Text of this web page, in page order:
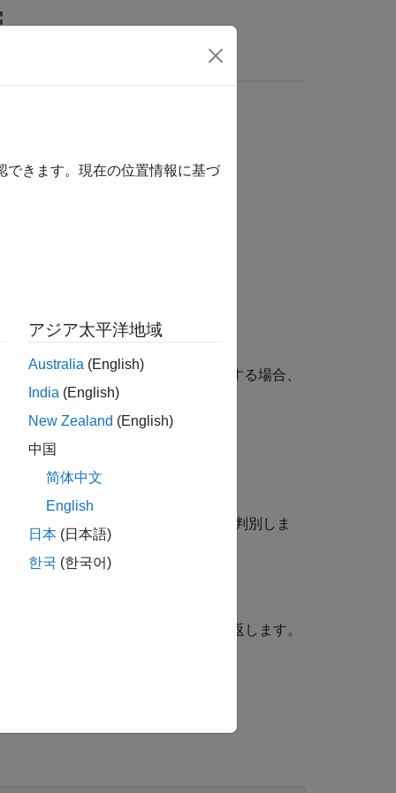
判別
で指定される時間範囲と交差する場合、
定された時間が含まれるかどうかを判別しま
の行を示す論理インデックスも返します。
できます。現在の位置情報に基づ
アジア太平洋地域
Australia (English)
India (English)
New Zealand (English)
中国
简体中文
English
日本 (日本語)
한국 (한국어)